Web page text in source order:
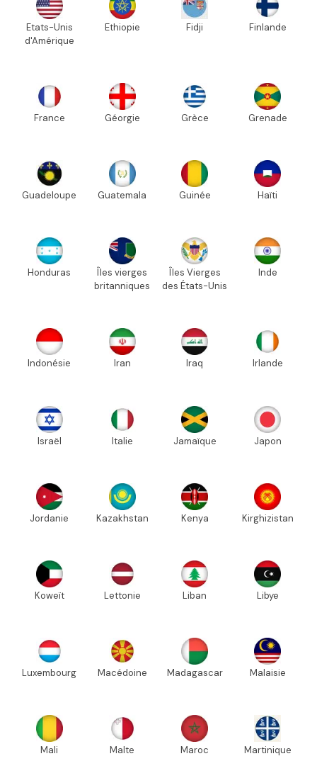
Etats-Unis
d'Amérique
Ethiopie Fidji Finlande
France Géorgie Grèce Grenade
Guadeloupe Guatemala Guinée Haïti
Honduras
Îles vierges
britanniques
Îles Vierges
des États-Unis
Inde
Indonésie Iran Iraq Irlande
Israël Italie Jamaïque Japon
Jordanie Kazakhstan Kenya Kirghizistan
Koweït Lettonie Liban Libye
Luxembourg Macédoine Madagascar Malaisie
Mali Malte Maroc Martinique